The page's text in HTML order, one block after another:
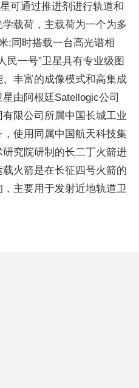
可通过推进剂进行轨道和
载荷，主载荷为一个为多
;同时搭载一台高光谱相
民一号”卫星具有专业级图
丰富的成像模式和高集成
由阿根廷Satellogic公司
限公司所属中国长城工业
使用同属中国航天科技集
究院研制的长二丁火箭进
火箭是在长征四号火箭的
主要用于发射近地轨道卫